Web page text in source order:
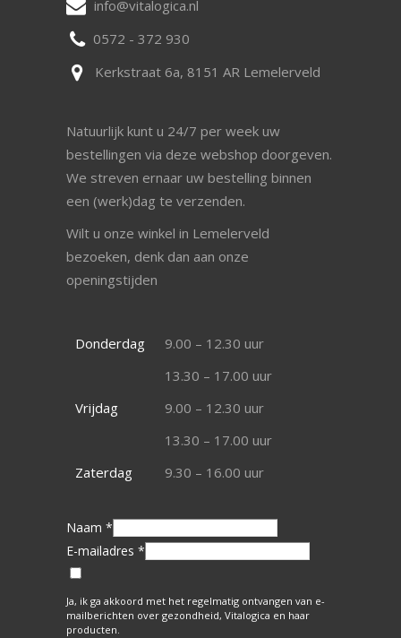
info@vitalogica.nl
0572 - 372 930
Kerkstraat 6a, 8151 AR Lemelerveld
Natuurlijk kunt u 24/7 per week uw
bestellingen via deze webshop doorgeven.
We streven ernaar uw bestelling binnen
een (werk)dag te verzenden.
Wilt u onze winkel in Lemelerveld
bezoeken, denk dan aan onze
openingstijden
Donderdag
9.00 – 12.30 uur
13.30 – 17.00 uur
Vrijdag
9.00 – 12.30 uur
13.30 – 17.00 uur
Zaterdag
9.30 – 16.00 uur
Naam *
E-mailadres *
Ja, ik ga akkoord met het regelmatig ontvangen van e-
mailberichten over gezondheid, Vitalogica en haar
producten.